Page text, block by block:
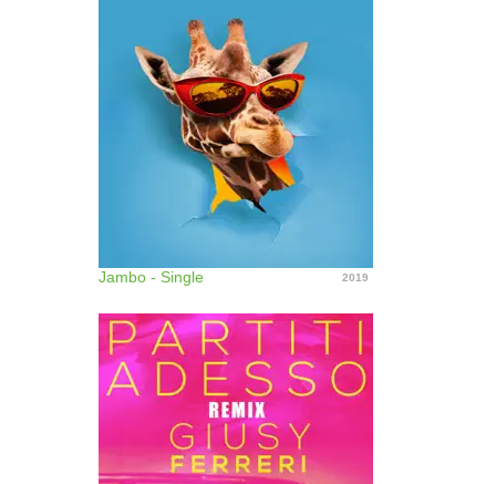
Jambo - Single 2019